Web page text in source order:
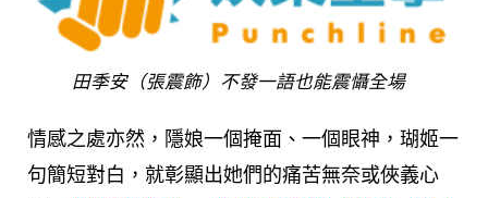
田季安（張震飾）不發一語也能震懾全場
情感之處亦然，隱娘一個掩面、一個眼神，瑚姬一
句簡短對白，就彰顯出她們的痛苦無奈或俠義心